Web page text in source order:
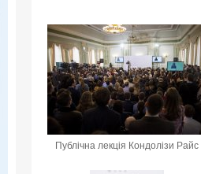
Публічна лекція Кондолізи Райс